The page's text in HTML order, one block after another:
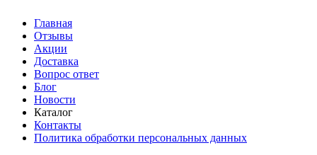
Главная
Отзывы
Акции
Доставка
Вопрос ответ
Блог
Новости
Каталог
Контакты
Политика обработки персональных данных